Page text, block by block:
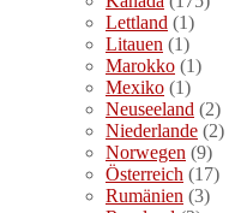
Lettland (1)
Litauen (1)
Marokko (1)
Mexiko (1)
Neuseeland (2)
Niederlande (2)
Norwegen (9)
Österreich (17)
Rumänien (3)